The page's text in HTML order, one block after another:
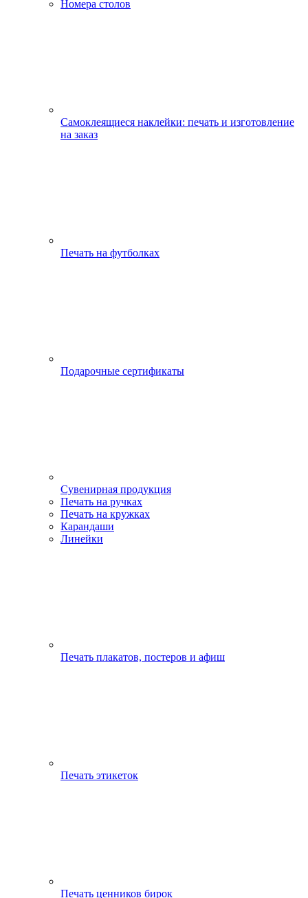
Номера столов
Самоклеящиеся наклейки: печать и изготовление
на заказ
Печать на футболках
Подарочные сертификаты
Сувенирная продукция
Печать на ручках
Печать на кружках
Карандаши
Линейки
Печать плакатов, постеров и афиш
Печать этикеток
Печать ценников бирок